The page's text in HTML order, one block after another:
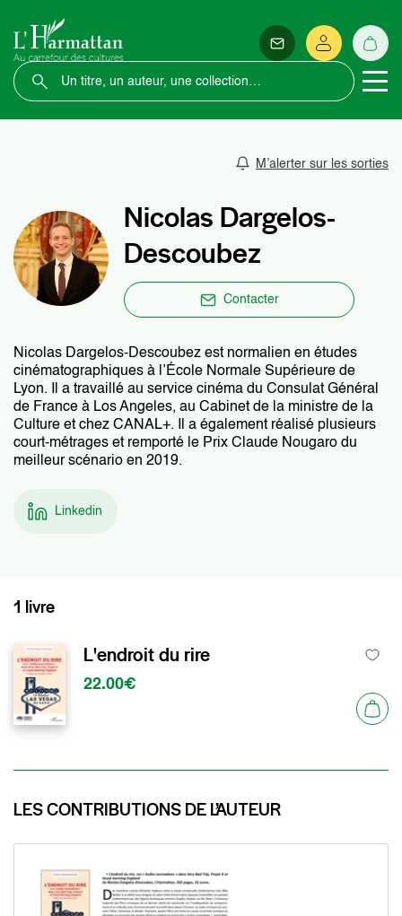
M’alerter sur les sorties
Nicolas Dargelos-
Descoubez
Contacter
Nicolas Dargelos-Descoubez est normalien en études
cinématographiques à l’École Normale Supérieure de
Lyon. Il a travaillé au service cinéma du Consulat Général
de France à Los Angeles, au Cabinet de la ministre de la
Culture et chez CANAL+. Il a également réalisé plusieurs
court-métrages et remporté le Prix Claude Nougaro du
meilleur scénario en 2019.
Linkedin
1 livre
L'endroit du rire
22.00€
LES CONTRIBUTIONS DE L’AUTEUR